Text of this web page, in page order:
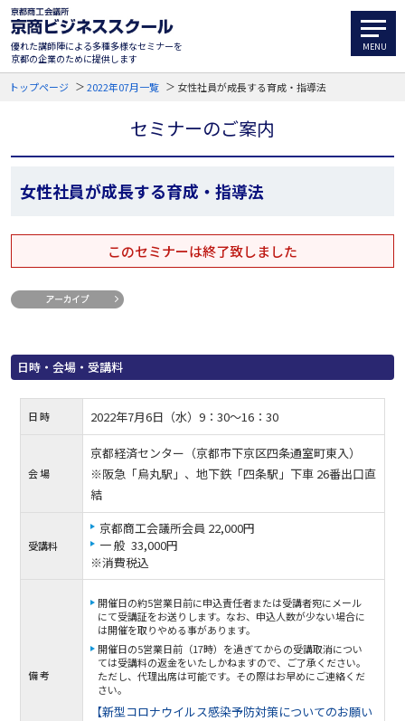
優れた講師陣による多種多様なセミナーを
京都の企業のために提供します
トップページ 2022年07月一覧 女性社員が成長する育成・指導法
セミナーのご案内
女性社員が成長する育成・指導法
このセミナーは終了致しました
日時・会場・受講料
日 時 2022年7月6日（水）9：30〜16：30
会 場
京都経済センター（京都市下京区四条通室町東入）
※阪急「烏丸駅」、地下鉄「四条駅」下車 26番出口直
結
受講料
京都商工会議所会員 22,000円
一 般 33,000円
※消費税込
備 考
開催日の約5営業日前に申込責任者または受講者宛にメール
にて受講証をお送りします。なお、申込人数が少ない場合に
は開催を取りやめる事があります。
開催日の5営業日前（17時）を過ぎてからの受講取消につい
ては受講料の返金をいたしかねますので、ご了承ください。
ただし、代理出席は可能です。その際はお早めにご連絡くだ
さい。
【新型コロナウイルス感染予防対策についてのお願い